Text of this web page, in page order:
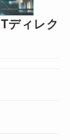
ディレク